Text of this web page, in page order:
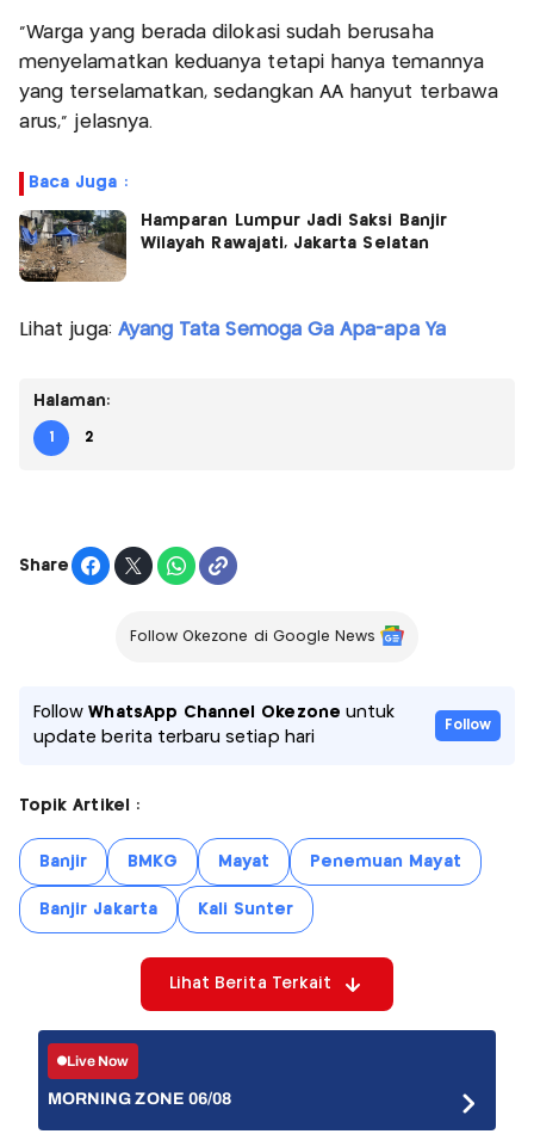
"Warga yang berada dilokasi sudah berusaha
menyelamatkan keduanya tetapi hanya temannya
yang terselamatkan, sedangkan AA hanyut terbawa
arus," jelasnya.
Baca Juga :
Hamparan Lumpur Jadi Saksi Banjir
Wilayah Rawajati, Jakarta Selatan
Lihat juga: Ayang Tata Semoga Ga Apa-apa Ya
Halaman:
1 2
Share
Follow Okezone di Google News
FollowWhatsApp Channel Okezone untuk
update berita terbaru setiap hari
Follow
Topik Artikel :
Banjir BMKG Mayat Penemuan Mayat
Banjir Jakarta Kali Sunter
Lihat Berita Terkait
Live Now
MORNING ZONE 06/08